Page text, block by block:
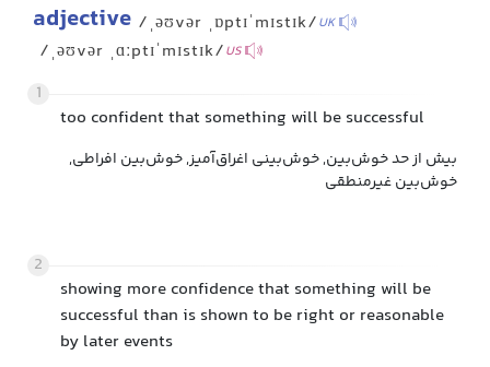
adjective /ˌəʊvər ˌɒptɪˈmɪstɪk/UK
/ˌəʊvər ˌɑːptɪˈmɪstɪk/US
1
too confident that something will be successful
بیش از حد خوش‌بین, خوش‌بینی اغراق‌آمیز, خوش‌بین افراطی,
خوش‌بین غیرمنطقی
2
showing more confidence that something will be
successful than is shown to be right or reasonable
by later events